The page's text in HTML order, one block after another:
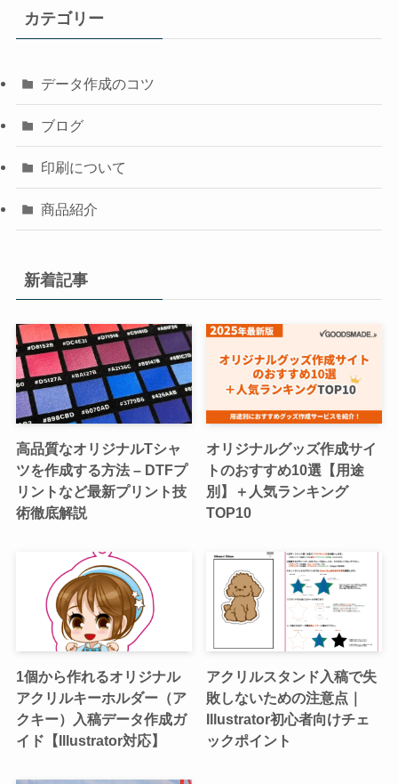
カテゴリー
データ作成のコツ
ブログ
印刷について
商品紹介
新着記事
高品質なオリジナルTシャ
ツを作成する方法 – DTFプ
リントなど最新プリント技
術徹底解説
オリジナルグッズ作成サイ
トのおすすめ10選【用途
別】＋人気ランキング
TOP10
1個から作れるオリジナル
アクリルキーホルダー（ア
クキー）入稿データ作成ガ
イド【Illustrator対応】
アクリルスタンド入稿で失
敗しないための注意点｜
Illustrator初心者向けチェ
ックポイント